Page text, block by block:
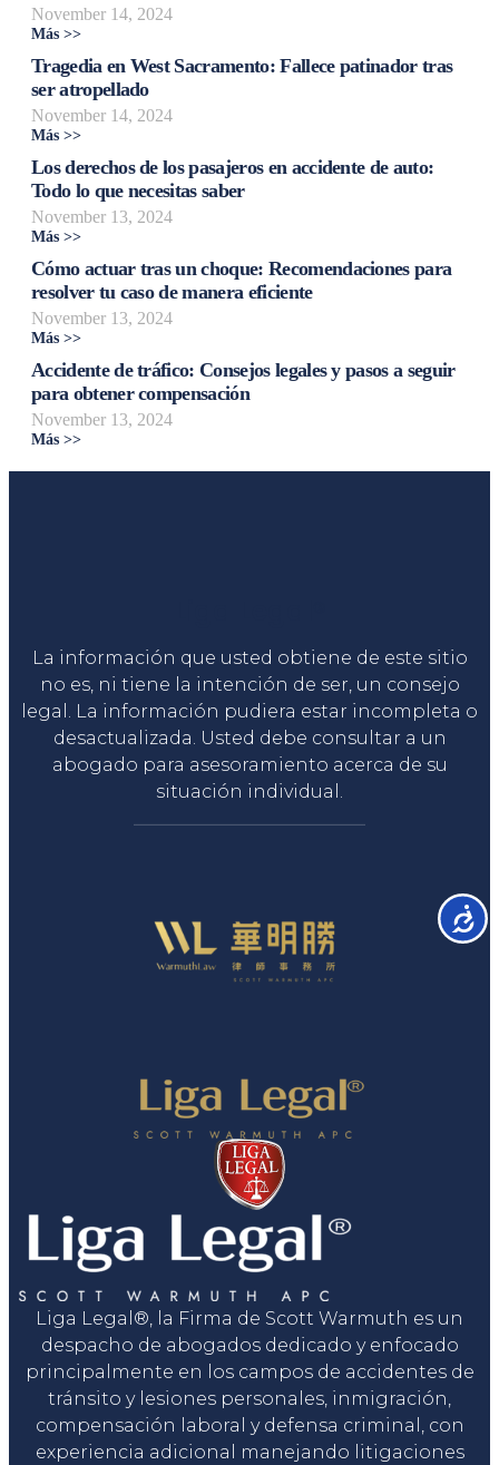
November 14, 2024
Más >>
Tragedia en West Sacramento: Fallece patinador tras
ser atropellado
November 14, 2024
Más >>
Los derechos de los pasajeros en accidente de auto:
Todo lo que necesitas saber
November 13, 2024
Más >>
Cómo actuar tras un choque: Recomendaciones para
resolver tu caso de manera eficiente
November 13, 2024
Más >>
Accidente de tráfico: Consejos legales y pasos a seguir
para obtener compensación
November 13, 2024
Más >>
La información que usted obtiene de este sitio
no es, ni tiene la intención de ser, un consejo
legal. La información pudiera estar incompleta o
desactualizada. Usted debe consultar a un
abogado para asesoramiento acerca de su
situación individual.
Liga Legal®, la Firma de Scott Warmuth es un
despacho de abogados dedicado y enfocado
principalmente en los campos de accidentes de
tránsito y lesiones personales, inmigración,
compensación laboral y defensa criminal, con
experiencia adicional manejando litigaciones